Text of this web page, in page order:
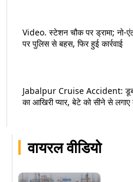
वायरल वीडियो
Video. स्टेशन चौक पर ड्रामा; नो-
पर पुलिस से बहस, फिर हुई कार्रवाई
Jabalpur Cruise Accident:
का आखिरी प्यार, बेटे को सीने से